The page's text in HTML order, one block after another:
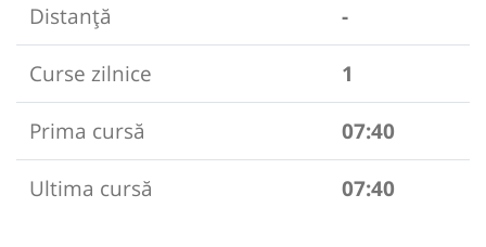
Distanță
-
Curse zilnice
1
Prima cursă
07:40
Ultima cursă
07:40